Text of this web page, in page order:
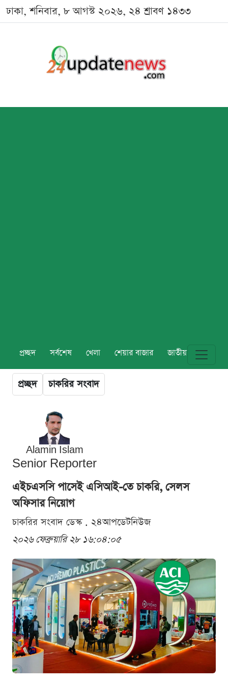
ঢাকা, শনিবার, ৮ আগস্ট ২০২৬, ২৪ শ্রাবণ ১৪৩৩
প্রচ্ছদ সর্বশেষ খেলা শেয়ার বাজার জাতীয় বিশ্ব
প্রচ্ছদ চাকরির সংবাদ
Alamin Islam
Senior Reporter
এইচএসসি পাসেই এসিআই-তে চাকরি, সেলস
অফিসার নিয়োগ
চাকরির সংবাদ ডেস্ক . ২৪আপডেটনিউজ
২০২৬ ফেব্রুয়ারি ২৮ ১৬:০৪:০৫